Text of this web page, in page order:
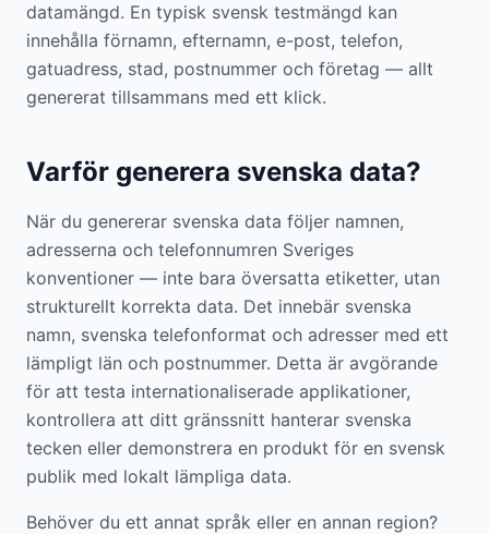
datamängd. En typisk svensk testmängd kan
innehålla förnamn, efternamn, e-post, telefon,
gatuadress, stad, postnummer och företag — allt
genererat tillsammans med ett klick.
Varför generera svenska data?
När du genererar svenska data följer namnen,
adresserna och telefonnumren Sveriges
konventioner — inte bara översatta etiketter, utan
strukturellt korrekta data. Det innebär svenska
namn, svenska telefonformat och adresser med ett
lämpligt län och postnummer. Detta är avgörande
för att testa internationaliserade applikationer,
kontrollera att ditt gränssnitt hanterar svenska
tecken eller demonstrera en produkt för en svensk
publik med lokalt lämpliga data.
Behöver du ett annat språk eller en annan region?